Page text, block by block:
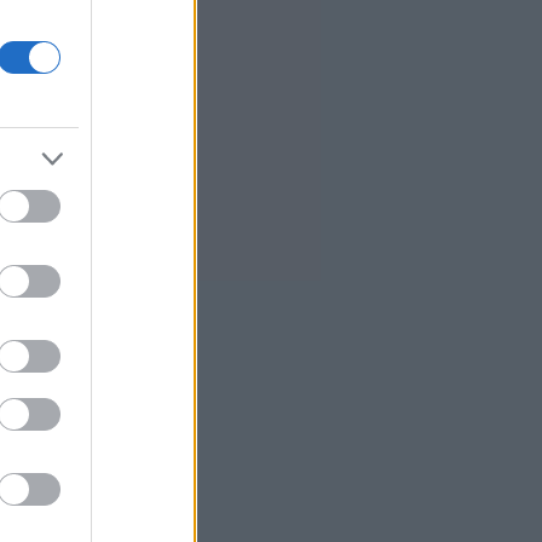
«κόκκινα» κτίρια σε Δυτ. Αττική
και Ρέθυμνο
ηγεσία κατά την κατασκευή του
Great Sea Interconnector
ΗΠΑ: Επιτροπή της Γερουσίας
προτείνει άσκηση διώξεων σε
Υπ. Παιδείας: Ανακοινώθηκαν 95
ειδικότητες και 860 τμήματα των
ΣΑΕΚ
ΕΛΑΣ: «Βιομηχανία κοροϊδίας από
CrediaBank: Ισχυρές επιδόσεις